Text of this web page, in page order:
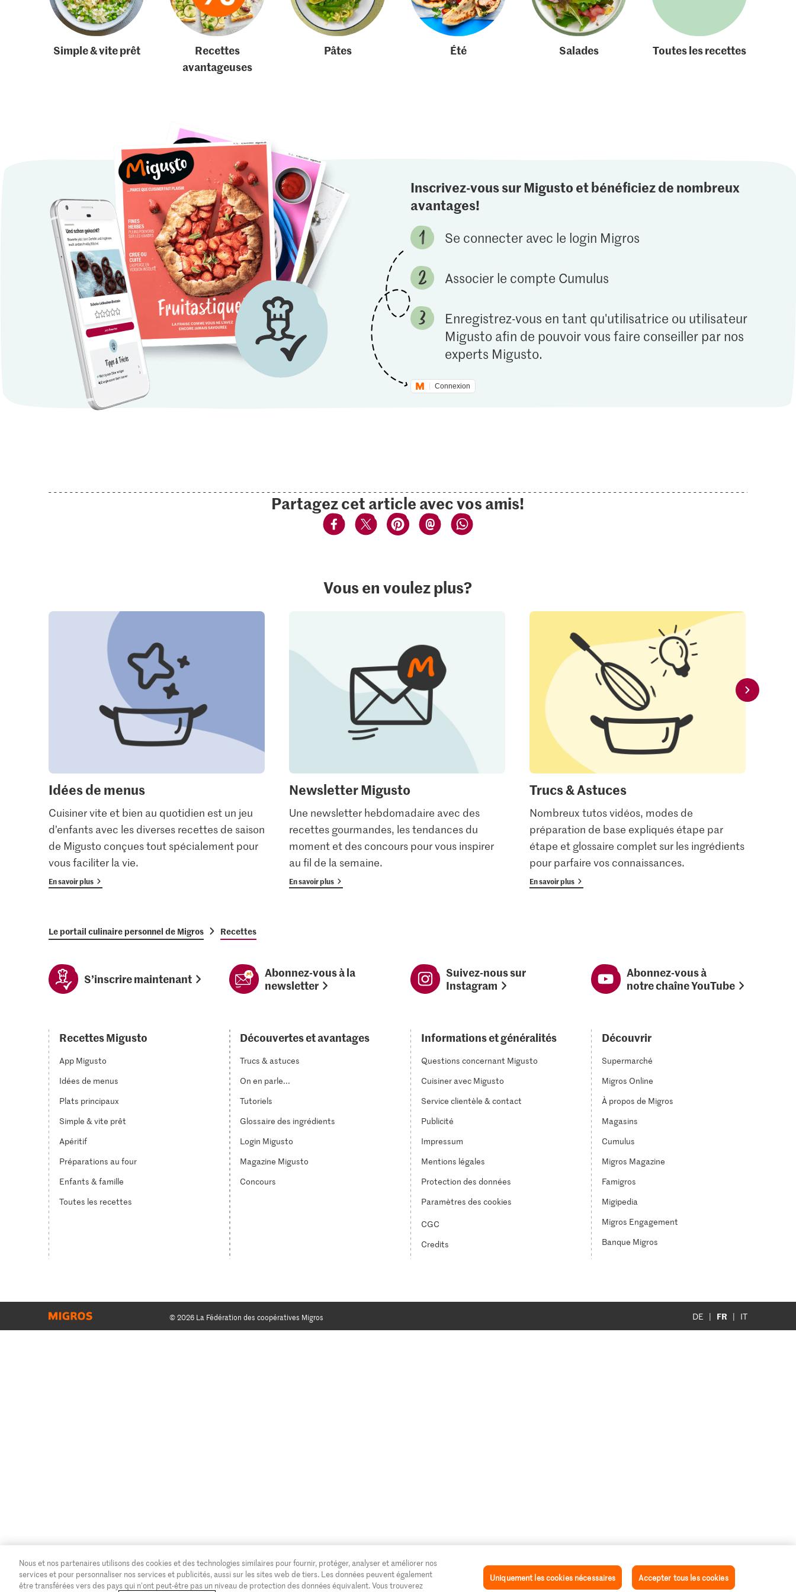
Simple & vite prêt
Recettes
avantageuses
Pâtes Été Salades Toutes les recettes
Inscrivez-vous sur Migusto et bénéficiez de nombreux
avantages!
Se connecter avec le login Migros
Associer le compte Cumulus
Enregistrez-vous en tant qu'utilisatrice ou utilisateur
Migusto afin de pouvoir vous faire conseiller par nos
experts Migusto.
Connexion
Partagez cet article avec vos amis!
Vous en voulez plus?
Idées de menus
Cuisiner vite et bien au quotidien est un jeu
d’enfants avec les diverses recettes de saison
de Migusto conçues tout spécialement pour
vous faciliter la vie.
En savoir plus
Newsletter Migusto
Une newsletter hebdomadaire avec des
recettes gourmandes, les tendances du
moment et des concours pour vous inspirer
au fil de la semaine.
En savoir plus
Trucs & Astuces
Nombreux tutos vidéos, modes de
préparation de base expliqués étape par
étape et glossaire complet sur les ingrédients
pour parfaire vos connaissances.
En savoir plus
Le portail culinaire personnel de Migros Recettes
S’inscrire maintenant
Abonnez-vous à la
newsletter
Suivez-nous sur
Instagram
Abonnez-vous à
notre chaîne YouTube
Recettes Migusto
App Migusto
Idées de menus
Plats principaux
Simple & vite prêt
Apéritif
Préparations au four
Enfants & famille
Toutes les recettes
Découvertes et avantages
Trucs & astuces
On en parle...
Tutoriels
Glossaire des ingrédients
Login Migusto
Magazine Migusto
Concours
Informations et généralités
Questions concernant Migusto
Cuisiner avec Migusto
Service clientèle & contact
Publicité
Impressum
Mentions légales
Protection des données
Paramètres des cookies
CGC
Credits
Découvrir
Supermarché
Migros Online
À propos de Migros
Magasins
Cumulus
Migros Magazine
Famigros
Migipedia
Migros Engagement
Banque Migros
© 2026 La Fédération des coopératives Migros DE FR IT
Nous et nos partenaires utilisons des cookies et des technologies similaires pour fournir, protéger, analyser et améliorer nos
services et pour personnaliser nos services et publicités, aussi sur les sites web de tiers. Les données peuvent également
être transférées vers des pays qui n'ont peut-être pas un niveau de protection des données équivalent. Vous trouverez
Uniquement les cookies nécessaires Accepter tous les cookies